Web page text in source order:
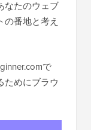
なたのウェブ
の番地と考え
で
ためにブラウ